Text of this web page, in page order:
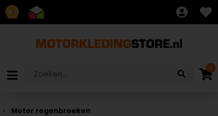
8.7
0
Motor regenbroeken